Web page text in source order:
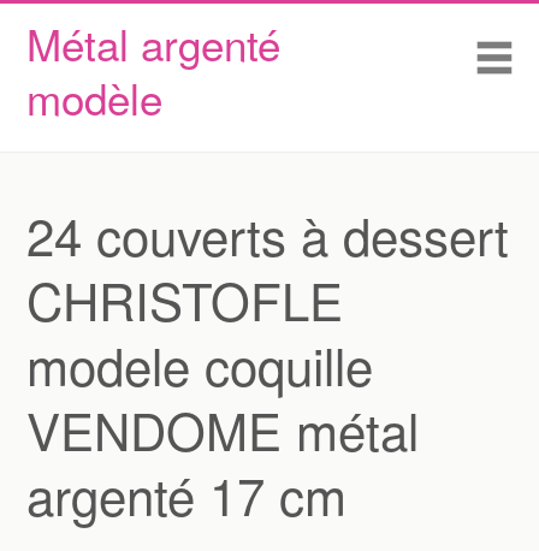
Métal argenté
modèle
Skip to content
Accueil
Conditions d’utilisation
24 couverts à dessert
CHRISTOFLE
modele coquille
VENDOME métal
argenté 17 cm